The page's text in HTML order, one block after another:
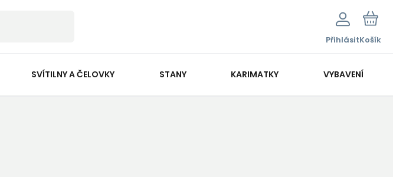
PřihlásitKošík
SVÍTILNY A ČELOVKY STANY KARIMATKY VYBAVENÍ